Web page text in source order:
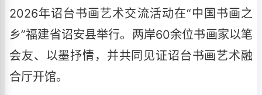
2026年诏台书画艺术交流活动在“中国书画之
乡”福建省诏安县举行。两岸60余位书画家以笔
会友、以墨抒情，并共同见证诏台书画艺术融
合厅开馆。